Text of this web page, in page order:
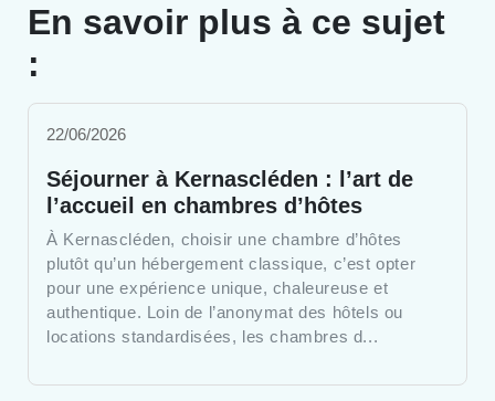
En savoir plus à ce sujet
:
22/06/2026
Séjourner à Kernascléden : l’art de
l’accueil en chambres d’hôtes
À Kernascléden, choisir une chambre d’hôtes
plutôt qu’un hébergement classique, c’est opter
pour une expérience unique, chaleureuse et
authentique. Loin de l’anonymat des hôtels ou
locations standardisées, les chambres d...